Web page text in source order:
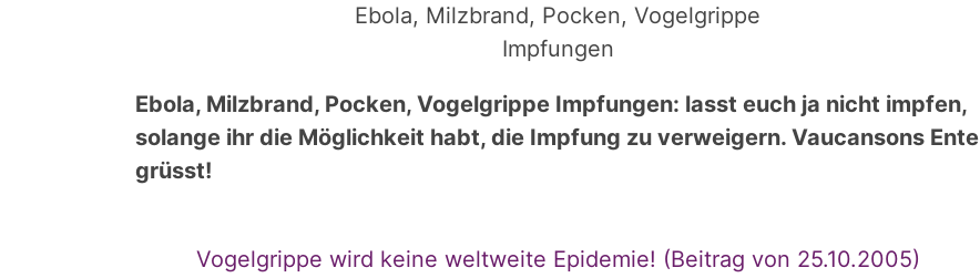
Ebola, Milzbrand, Pocken, Vogelgrippe
Impfungen
Ebola, Milzbrand, Pocken, Vogelgrippe Impfungen: lasst euch ja nicht impfen,
solange ihr die Möglichkeit habt, die Impfung zu verweigern. Vaucansons Ente
grüsst!
Vogelgrippe wird keine weltweite Epidemie! (Beitrag von 25.10.2005)